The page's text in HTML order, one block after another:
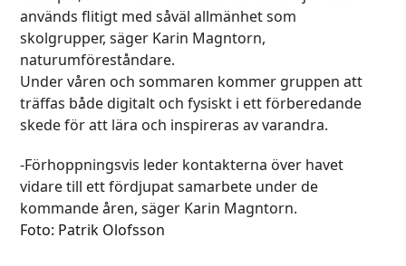
används flitigt med såväl allmänhet som
skolgrupper, säger Karin Magntorn,
naturumföreståndare.
Under våren och sommaren kommer gruppen att
träffas både digitalt och fysiskt i ett förberedande
skede för att lära och inspireras av varandra.
-Förhoppningsvis leder kontakterna över havet
vidare till ett fördjupat samarbete under de
kommande åren, säger Karin Magntorn.
Foto: Patrik Olofsson